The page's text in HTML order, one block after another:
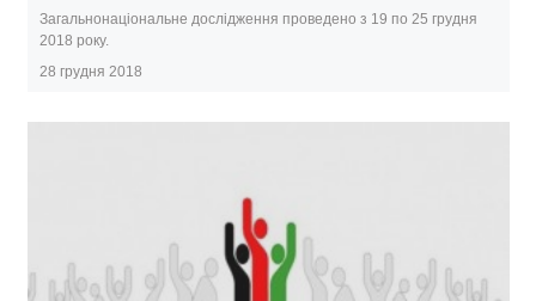
Загальнонаціональне дослідження проведено з 19 по 25 грудня
2018 року.
28 грудня 2018